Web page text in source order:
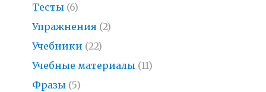
Тесты (6)
Упражнения (2)
Учебники (22)
Учебные материалы (11)
Фразы (5)